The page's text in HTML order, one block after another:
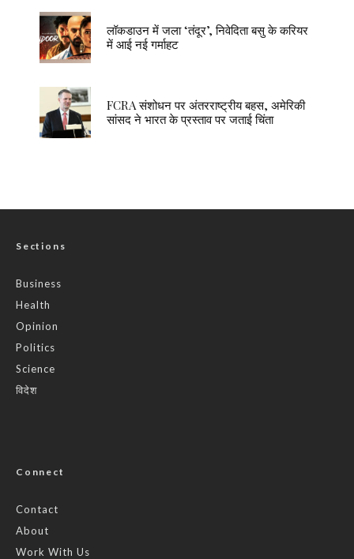
लॉकडाउन में जला ‘तंदूर’, निवेदिता बसु के करियर
में आई नई गर्माहट
FCRA संशोधन पर अंतरराष्ट्रीय बहस, अमेरिकी
सांसद ने भारत के प्रस्ताव पर जताई चिंता
Sections
Business
Health
Opinion
Politics
Science
विदेश
Connect
Contact
About
Work With Us